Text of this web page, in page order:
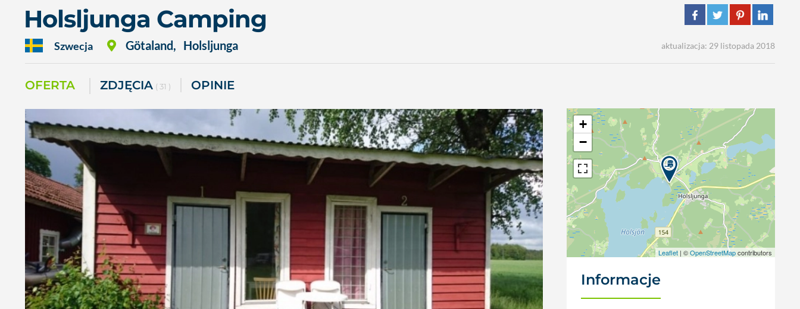
Holsljunga Camping
Szwecja Götaland, Holsljunga aktualizacja: 29 listopada 2018
OFERTA ZDJĘCIA ( 31 ) OPINIE
+
−
Leaflet | ©OpenStreetMapcontributors
Informacje